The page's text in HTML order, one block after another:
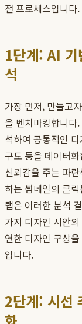
전 프로세스입니다.
1단계: AI 기
석
가장 먼저, 만들고
을 벤치마킹합니다
석하여 공통적인
구도 등을 데이터
신뢰감을 주는 파
하는 썸네일의 클
랩은 이러한 분석
가지 디자인 시안
연한 디자인 구상
입니다.
2단계: 시선